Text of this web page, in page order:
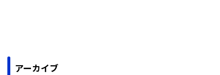
アーカイブ